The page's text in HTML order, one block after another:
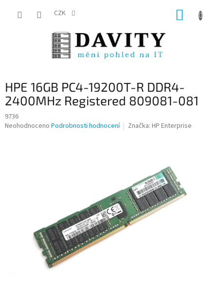
CZK
HPE 16GB PC4-19200T-R DDR4-
2400MHz Registered 809081-081
9736
Průměrné
Neohodnoceno Podrobnosti hodnocení Značka: HP Enterprise